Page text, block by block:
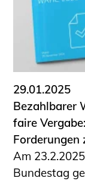
29.01.2025
Bezahlbarer
faire
Forderungen
Am
Bundestag